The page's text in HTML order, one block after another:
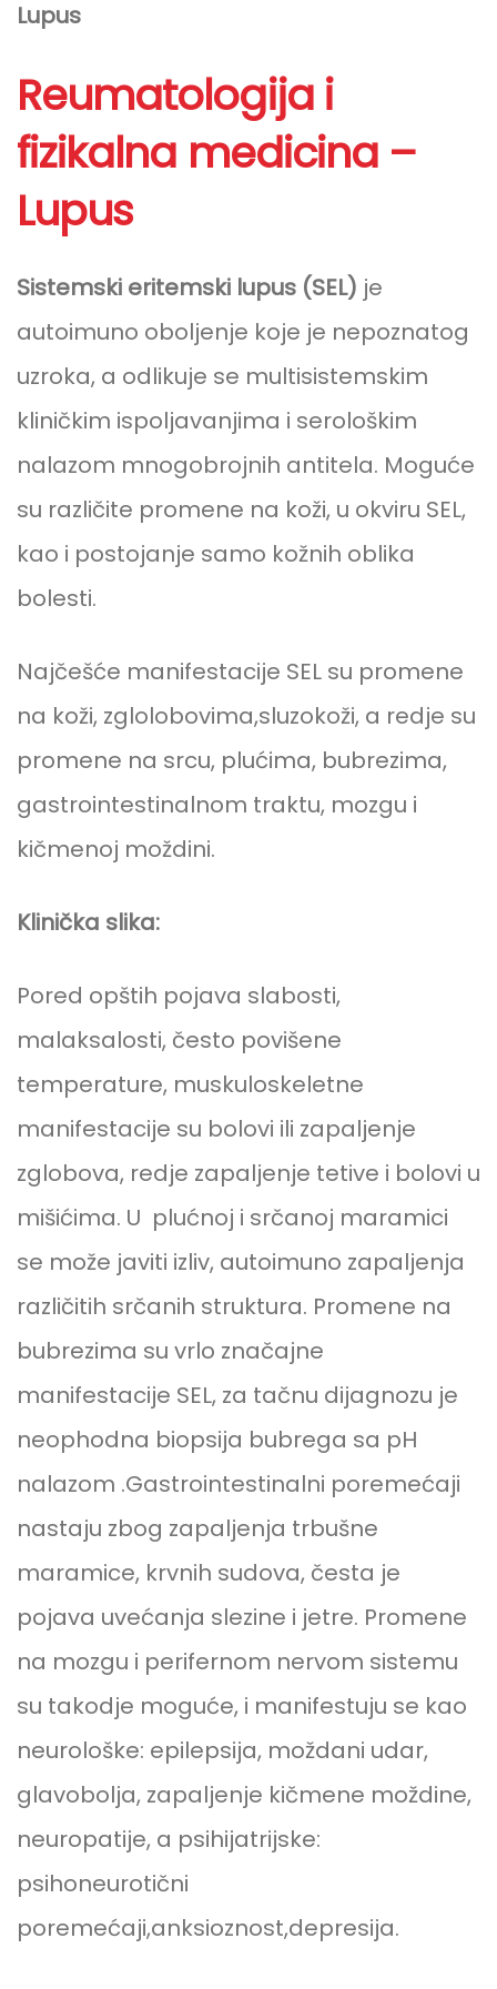
Lupus
Reumatologija i
fizikalna medicina –
Lupus
Sistemski eritemski lupus (SEL) je
autoimuno oboljenje koje je nepoznatog
uzroka, a odlikuje se multisistemskim
kliničkim ispoljavanjima i serološkim
nalazom mnogobrojnih antitela. Moguće
su različite promene na koži, u okviru SEL,
kao i postojanje samo kožnih oblika
bolesti.
Najčešće manifestacije SEL su promene
na koži, zglolobovima,sluzokoži, a redje su
promene na srcu, plućima, bubrezima,
gastrointestinalnom traktu, mozgu i
kičmenoj moždini.
Klinička slika:
Pored opštih pojava slabosti,
malaksalosti, često povišene
temperature, muskuloskeletne
manifestacije su bolovi ili zapaljenje
zglobova, redje zapaljenje tetive i bolovi u
mišićima. U plućnoj i srčanoj maramici
se može javiti izliv, autoimuno zapaljenja
različitih srčanih struktura. Promene na
bubrezima su vrlo značajne
manifestacije SEL, za tačnu dijagnozu je
neophodna biopsija bubrega sa pH
nalazom .Gastrointestinalni poremećaji
nastaju zbog zapaljenja trbušne
maramice, krvnih sudova, česta je
pojava uvećanja slezine i jetre. Promene
na mozgu i perifernom nervom sistemu
su takodje moguće, i manifestuju se kao
neurološke: epilepsija, moždani udar,
glavobolja, zapaljenje kičmene moždine,
neuropatije, a psihijatrijske:
psihoneurotični
poremećaji,anksioznost,depresija.